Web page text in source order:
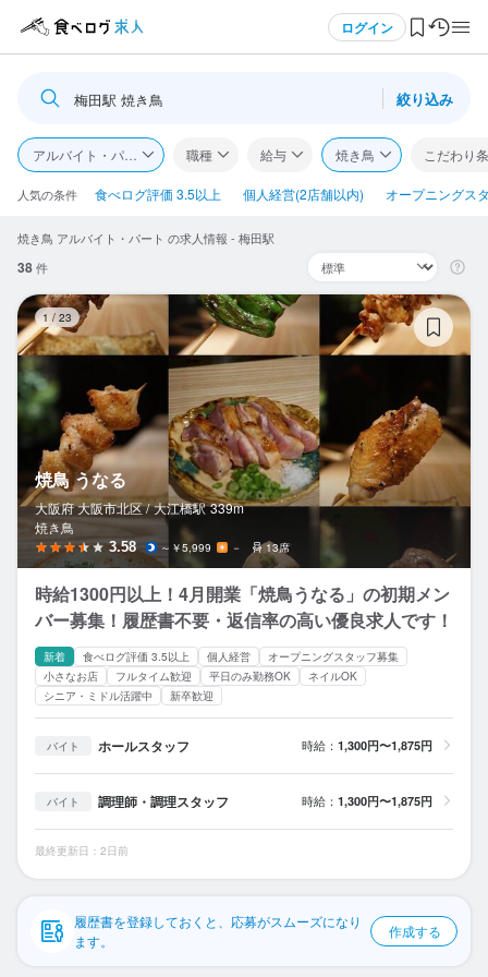
ログイン
ログイン・無料会員登録
食べログ求人TOP
求人検索
閲覧履歴
気になる求人
検索履歴・保存した条件
応募履歴
WEB履歴書
スカウト・メルマガ受信設定
ヘルプ・お問い合わせフォーム
掲載をご検討の店舗様へ
食べログ求人PRESS
プライバシーポリシー
利用規約
企業情報
梅田駅 焼き鳥 絞り込み
アルバイト・パート 職種 給与 焼き鳥 こだわり
人気の条件 食べログ評価 3.5以上 個人経営(2店舗以内) オープニングス
焼き鳥 アルバイト・パート の求人情報 - 梅田駅
38件
1 / 23
焼鳥 うなる
大阪府 大阪市北区 / 大江橋駅 339m
焼き鳥
3.58 ～￥5,999 － 13席
時給1300円以上！4月開業「焼鳥うなる」の初期メン
バー募集！履歴書不要・返信率の高い優良求人です！
新着 食べログ評価 3.5以上 個人経営
オープニングスタッフ募集
小さなお店
フルタイム歓迎 平日のみ勤務OK
ネイルOK
シニア・ミドル活躍中
新卒歓迎
バイト ホールスタッフ 時給： 1,300円〜1,875円
バイト 調理師・調理スタッフ 時給： 1,300円〜1,875円
最終更新日：2日前
履歴書を登録しておくと、応募がスムーズになり
ます。
作成する